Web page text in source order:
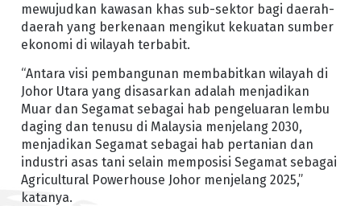
mewujudkan kawasan khas sub-sektor bagi daerah-
daerah yang berkenaan mengikut kekuatan sumber
ekonomi di wilayah terbabit.
“Antara visi pembangunan membabitkan wilayah di
Johor Utara yang disasarkan adalah menjadikan
Muar dan Segamat sebagai hab pengeluaran lembu
daging dan tenusu di Malaysia menjelang 2030,
menjadikan Segamat sebagai hab pertanian dan
industri asas tani selain memposisi Segamat sebagai
Agricultural Powerhouse Johor menjelang 2025,”
katanya.